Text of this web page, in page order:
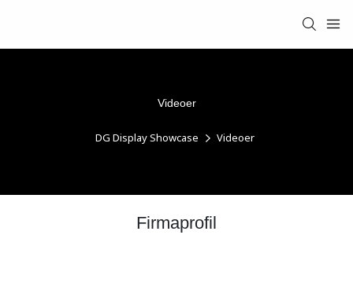
Videoer
DG Display Showcase Videoer
Firmaprofil